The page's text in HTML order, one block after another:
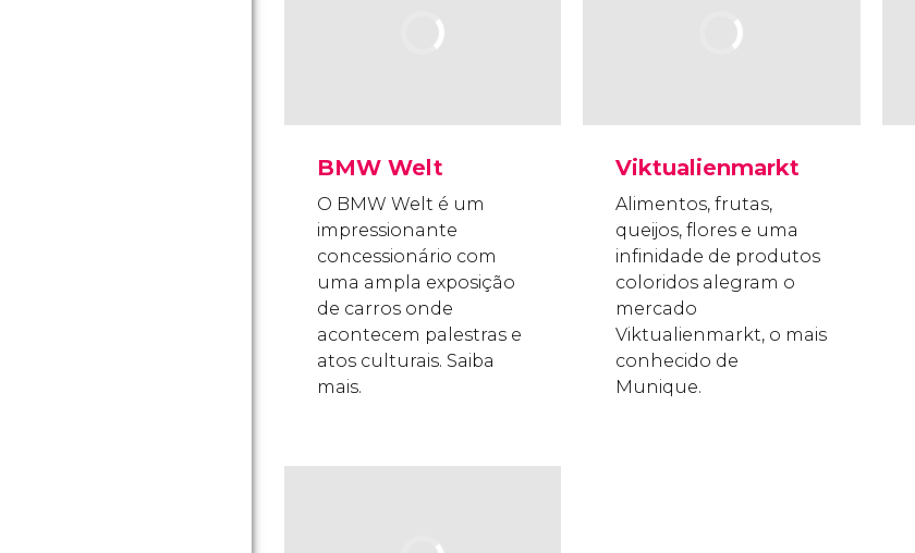
BMW Welt
O BMW Welt é um
impressionante
concessionário com
uma ampla exposição
de carros onde
acontecem palestras e
atos culturais. Saiba
mais.
Viktualienmarkt
Alimentos, frutas,
queijos, flores e uma
infinidade de produtos
coloridos alegram o
mercado
Viktualienmarkt, o mais
conhecido de
Munique.